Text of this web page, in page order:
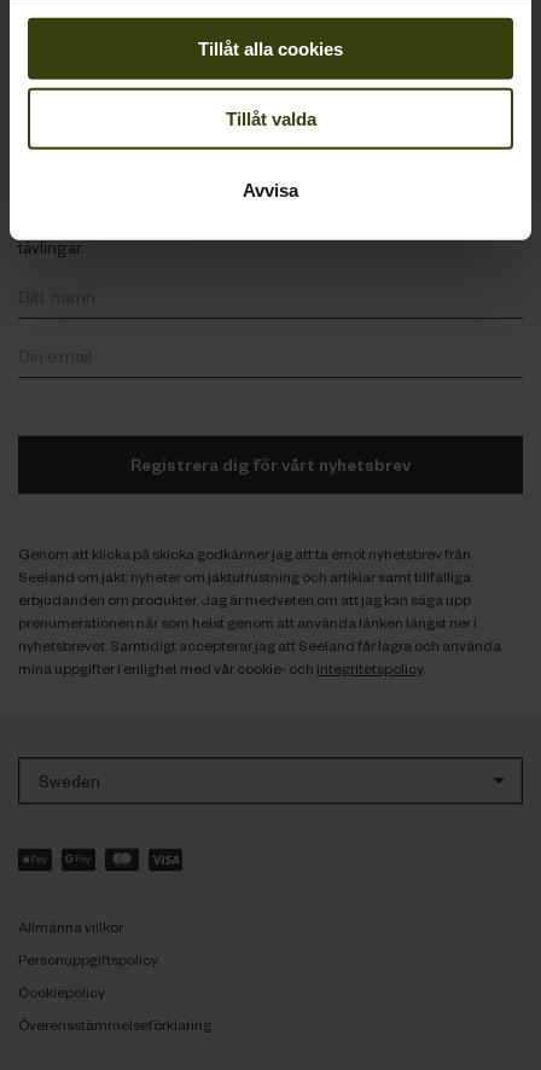
Tillåt alla cookies
Tillåt valda
Avvisa
Följa Oss
tävlingar.
Registrera dig för vårt nyhetsbrev
Genom att klicka på skicka godkänner jag att ta emot nyhetsbrev från
Seeland om jakt: nyheter om jaktutrustning och artiklar samt tillfälliga
erbjudanden om produkter. Jag är medveten om att jag kan säga upp
prenumerationen när som helst genom att använda länken längst ner i
nyhetsbrevet. Samtidigt accepterar jag att Seeland får lagra och använda
mina uppgifter i enlighet med vår cookie- och integritetspolicy.
Sweden
Allmänna villkor
Personuppgiftspolicy
Cookiepolicy
Överensstämmelseförklaring